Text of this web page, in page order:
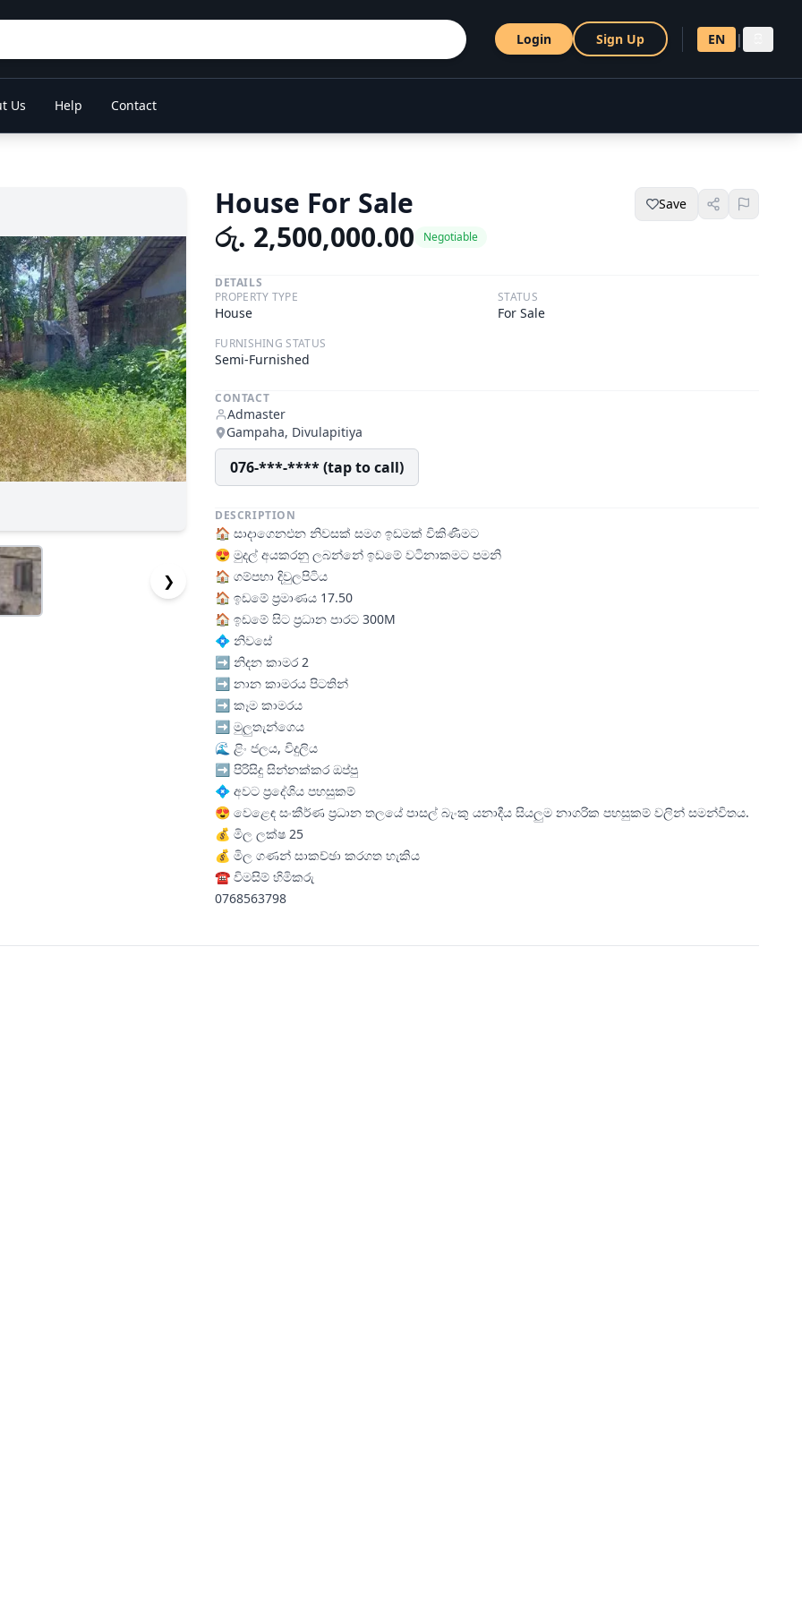
Login Sign Up EN |
Us Help Contact
❯
House For Sale Save
රු. 2,500,000.00 Negotiable
DETAILS
PROPERTY TYPE
House
STATUS
For Sale
FURNISHING STATUS
Semi-Furnished
CONTACT
Admaster
Gampaha, Divulapitiya
076-***-**** (tap to call)
DESCRIPTION
🏠️ සාදාගෙනඑන නිවසක් සමග ඉඩමක් විකිණීමට
😍 මුදල් අයකරනු ලබන්නේ ඉඩමේ වටිනාකමට පමනි
🏠️ ගම්පහා දිවුලපිටිය
🏠️ ඉඩමේ ප්‍රමාණය 17.50
🏠️ ඉඩමේ සිට ප්‍රධාන පාරට 300M
💠 නිවසේ
➡️ නිදන කාමර 2
➡️ නාන කාමරය පිටතින්
➡️ කෑම කාමරය
➡️ මුලුතැන්ගෙය
🌊 ළිං ජලය, විදුලිය
➡️ පිරිසිදු සින්නක්කර ඔප්පු
💠 අවට ප්‍රදේශිය පහසුකම්
😍 වෙළෙඳ සංකීර්ණ ප්‍රධාන තලයේ පාසල් බැංකු යනාදීය සියලුම නාගරික පහසුකම් වලින් සමන්විතය.
💰 මිල ලක්ෂ 25
💰 මිල ගණන් සාකච්ඡා කරගත හැකිය
☎️ විමසිම් හිමිකරු
0768563798